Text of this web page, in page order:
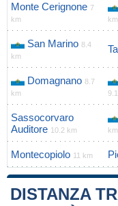
Monte Cerignone 7
km
km
San Marino 8.4
km
Domagnano 8.7
km
Sassocorvaro
Auditore 10.2 km
km
Montecopiolo 11 km
DISTANZA